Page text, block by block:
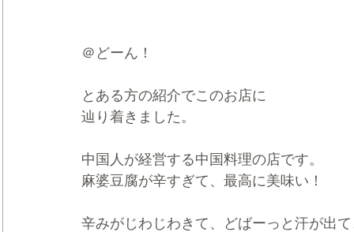
＠どーん！
とある方の紹介でこのお店に
辿り着きました。
中国人が経営する中国料理の店です。
麻婆豆腐が辛すぎて、最高に美味い！
辛みがじわじわきて、どばーっと汗が出